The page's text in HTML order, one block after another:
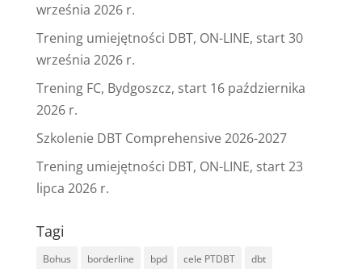
września 2026 r.
Trening umiejętności DBT, ON-LINE, start 30
września 2026 r.
Trening FC, Bydgoszcz, start 16 października
2026 r.
Szkolenie DBT Comprehensive 2026-2027
Trening umiejętności DBT, ON-LINE, start 23
lipca 2026 r.
Tagi
Bohus borderline bpd cele PTDBT dbt